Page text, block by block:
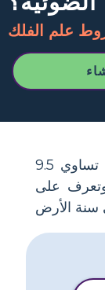
علم الفلك
سنة ضوئية هي وحدة فلكية لمسافات تساوي 9.5
ميل)، وتعرف على